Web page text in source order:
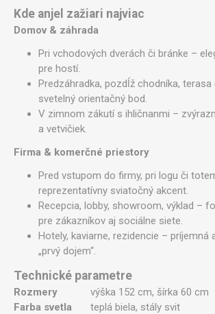
Kde anjel zažiari najviac
Domov & záhrada
Pri vchodových dverách či bránke –
pre hostí.
Predzáhradka, pozdĺž chodníka, terasa
svetelný orientačný bod.
V zimnom zákutí s ihličnanmi –
a vetvičiek.
Firma & komerčné priestory
Pred vstupom do firmy, pri logu či
reprezentatívny sviatočný akcent.
Recepcia, lobby, showroom, výklad –
pre zákazníkov aj sociálne siete.
Hotely, kaviarne, rezidencie –
„prvý dojem“.
Technické parametre
Rozmery
výška 152 cm, šírka 60 cm
Farba svetla
teplá biela, stály svit